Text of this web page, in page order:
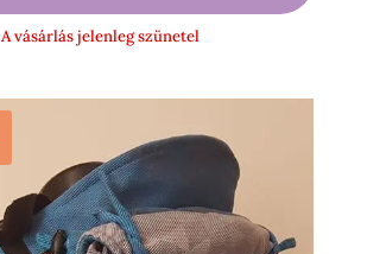
-
23
A vásárlás jelenleg szünetel